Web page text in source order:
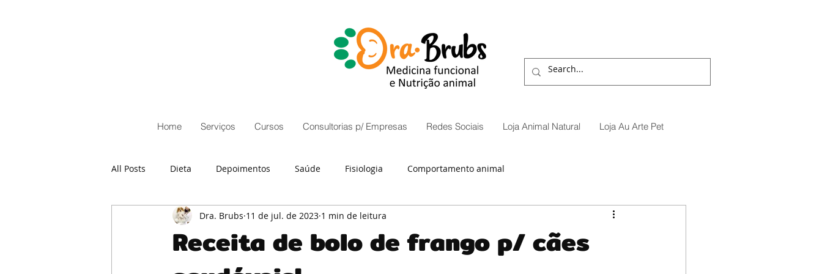
Home Serviços Cursos Consultorias p/ Empresas Redes Sociais Loja Animal Natural Loja Au Arte Pet
All Posts Dieta Depoimentos Saúde Fisiologia Comportamento animal
Receita de bolo de frango p/ cães
Dra. Brubs 11 de jul. de 2023 1 min de leitura